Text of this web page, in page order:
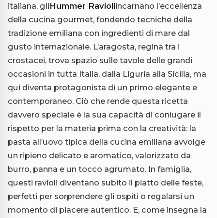
italiana, gliHummer Ravioliincarnano l’eccellenza
della cucina gourmet, fondendo tecniche della
tradizione emiliana con ingredienti di mare dal
gusto internazionale. L’aragosta, regina tra i
crostacei, trova spazio sulle tavole delle grandi
occasioni in tutta Italia, dalla Liguria alla Sicilia, ma
qui diventa protagonista di un primo elegante e
contemporaneo. Ciò che rende questa ricetta
davvero speciale è la sua capacità di coniugare il
rispetto per la materia prima con la creatività: la
pasta all’uovo tipica della cucina emiliana avvolge
un ripieno delicato e aromatico, valorizzato da
burro, panna e un tocco agrumato. In famiglia,
questi ravioli diventano subito il piatto delle feste,
perfetti per sorprendere gli ospiti o regalarsi un
momento di piacere autentico. E, come insegna la